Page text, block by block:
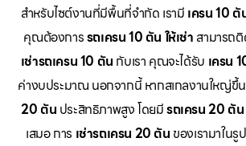
สำหรับไซต์งานที่มีพื้นที่จำกัด เรามี เครน 10 ตั
คุณต้องการรถเครน 10 ตัน ให้เช่า สามารถ
เช่ารถเครน 10 ตัน กับเรา คุณจะได้รับ เครน
ค่างบประมาณ นอกจากนี้ หากสเกลงานใหญ่ขึ้
20 ตัน ประสิทธิภาพสูง โดยมีรถเครน 20 ตัน
เสมอ การ เช่ารถเครน 20 ตัน ของเรามาใน